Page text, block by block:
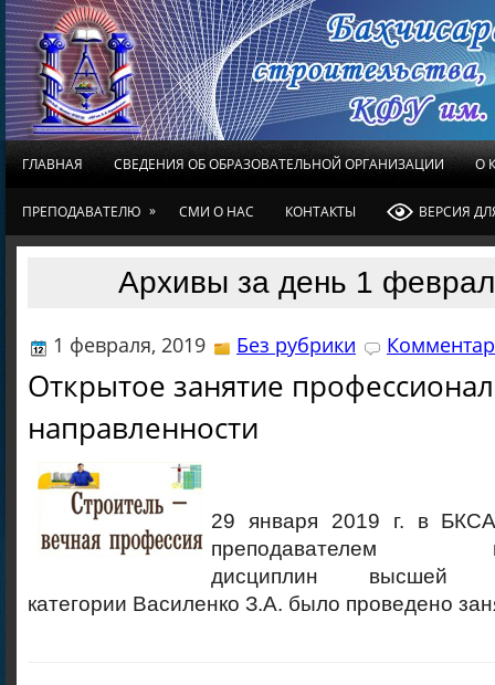
ГЛАВНАЯ СВЕДЕНИЯ ОБ ОБРАЗОВАТЕЛЬНОЙ ОРГАНИЗАЦИИ О
ПРЕПОДАВАТЕЛЮ » СМИ О НАС КОНТАКТЫ ВЕРСИЯ
Архивы за день 1
1 февраля, 2019 Без рубрики
Открытое занятие
направленности
29 января 2019 г. в
преподавателем
дисциплин высшей
категории Василенко З.А. было проведено